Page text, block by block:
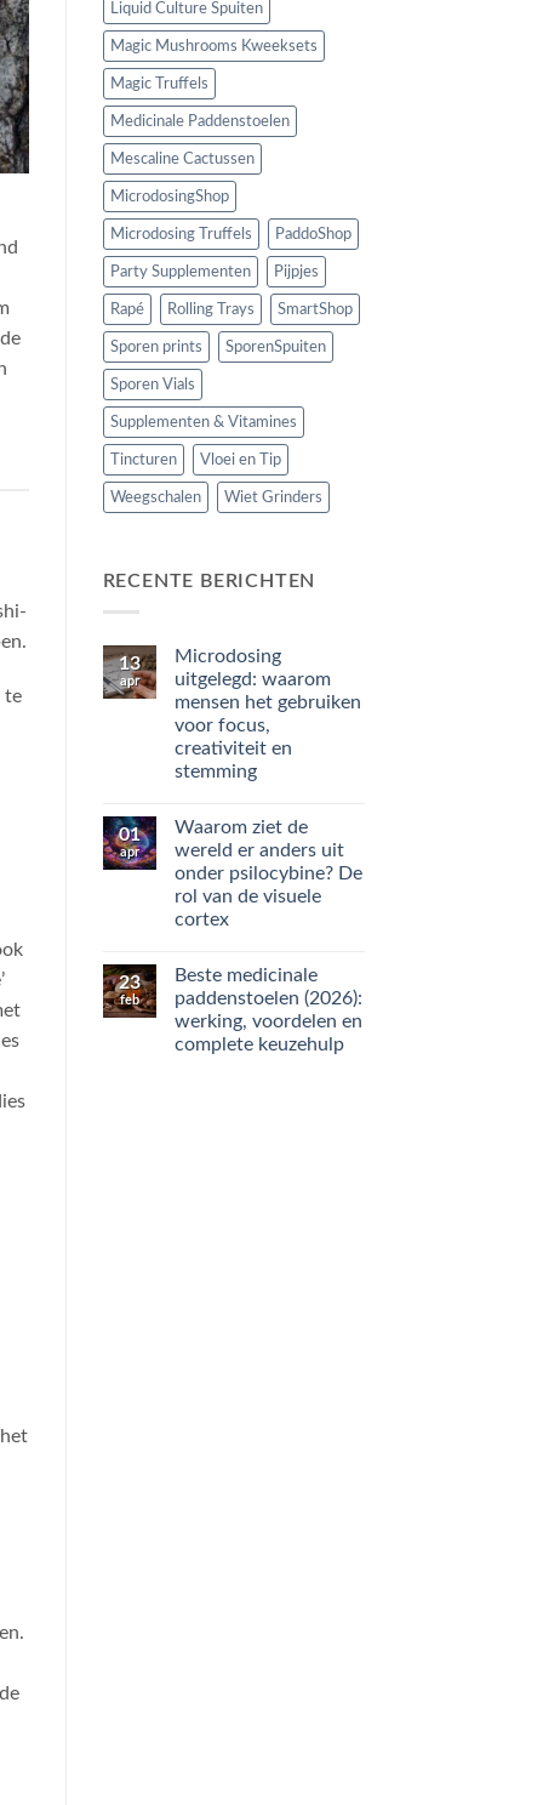
te
Liquid Culture Spuiten
Magic Mushrooms Kweeksets
Magic Truffels
Medicinale Paddenstoelen
Mescaline Cactussen
MicrodosingShop
Microdosing Truffels PaddoShop
Party Supplementen Pijpjes
Rapé Rolling Trays SmartShop
Sporen prints SporenSpuiten
Sporen Vials
Supplementen & Vitamines
Tincturen Vloei en Tip
Weegschalen Wiet Grinders
RECENTE BERICHTEN
13
apr
Microdosing
uitgelegd: waarom
mensen het gebruiken
voor focus,
creativiteit en
stemming
op
Microdosing
uitgelegd:
waarom
mensen
het
gebruiken
creativiteit
en
stemming
01
apr
Waarom ziet de
wereld er anders uit
onder psilocybine? De
rol van de visuele
cortex
op
Waarom
ziet
de
wereld
er
23
feb
Beste medicinale
paddenstoelen (2026):
werking, voordelen en
complete keuzehulp